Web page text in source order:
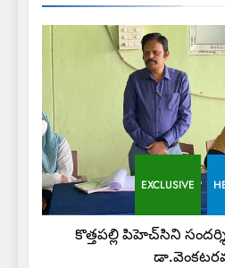
EXCLUSIVE
కొత్తపల్లి పిహెచ్‌సిని